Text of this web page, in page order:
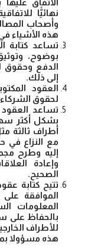
الاتفاق
نهائيًّا
وأصحاب
هذه الأشياء
تساعد كتابة
بوضوح،
الدفع وحقوق
إلى ذلك.
العقود
لحقوق
تساعد العقود
بشكل أكثر
أطراف ثالثة
مع النزاع في
إليه وطرح
وإعادة
الصحيح.
تتيح كتابة
الموافقة
المعلومات
بالحفاظ على
للأطراف
هذه مسؤولا